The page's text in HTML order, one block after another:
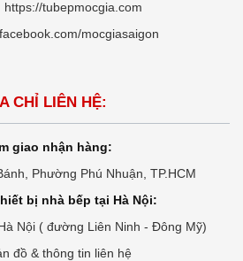
https://tubepmocgia.com
facebook.com/mocgiasaigon
CHỈ LIÊN HỆ:
giao nhận hàng:
Phường Phú Nhuận, TP.HCM
bị nhà bếp tại Hà Nội:
Nội ( đường Liên Ninh - Đông Mỹ)
đồ & thông tin liên hệ